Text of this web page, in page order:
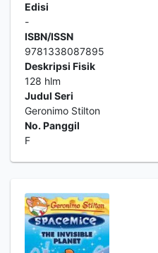
Edisi
-
ISBN/ISSN
9781338087895
Deskripsi Fisik
128 hlm
Judul Seri
Geronimo Stilton
No. Panggil
F